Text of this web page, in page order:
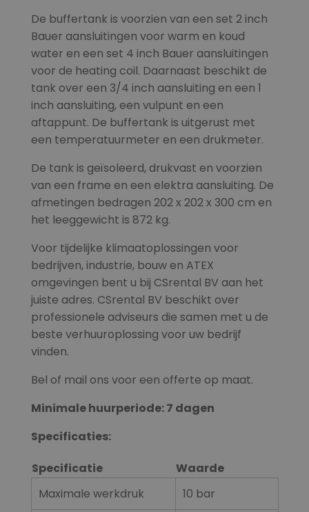
De buffertank is voorzien van een set 2 inch
Bauer aansluitingen voor warm en koud
water en een set 4 inch Bauer aansluitingen
voor de heating coil. Daarnaast beschikt de
tank over een 3/4 inch aansluiting en een 1
inch aansluiting, een vulpunt en een
aftappunt. De buffertank is uitgerust met
een temperatuurmeter en een drukmeter.
De tank is geïsoleerd, drukvast en voorzien
van een frame en een elektra aansluiting. De
afmetingen bedragen 202 x 202 x 300 cm en
het leeggewicht is 872 kg.
Voor tijdelijke klimaatoplossingen voor
bedrijven, industrie, bouw en ATEX
omgevingen bent u bij CSrental BV aan het
juiste adres. CSrental BV beschikt over
professionele adviseurs die samen met u de
beste verhuuroplossing voor uw bedrijf
vinden.
Bel of mail ons voor een offerte op maat.
Minimale huurperiode: 7 dagen
Specificaties:
Specificatie
Waarde
Maximale werkdruk
10 bar